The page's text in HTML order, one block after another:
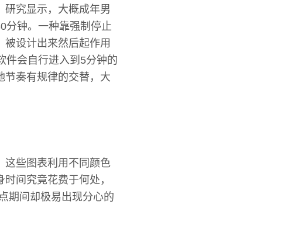
研究显示，大概成年男
分钟。一种靠强制停止
设计出来然后起作用
件会自行进入到5分钟的
节奏有规律的交替，大
这些图表利用不同颜色
间究竟花费于何处，
期间却极易出现分心的